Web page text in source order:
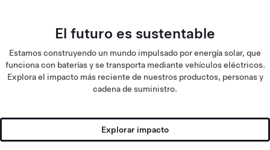
El futuro es sustentable
Estamos construyendo un mundo impulsado por energía solar, que
funciona con baterías y se transporta mediante vehículos eléctricos.
Explora el impacto más reciente de nuestros productos, personas y
cadena de suministro.
Explorar impacto